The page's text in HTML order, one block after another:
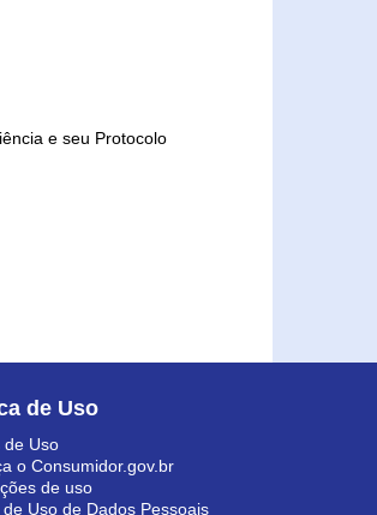
e seu Protocolo
de Uso
de Uso
o Consumidor.gov.br
de uso
de Uso de Dados Pessoais